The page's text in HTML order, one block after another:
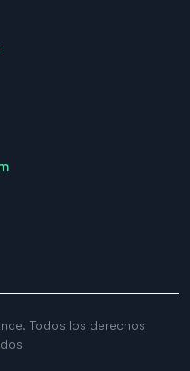
Todos los derechos